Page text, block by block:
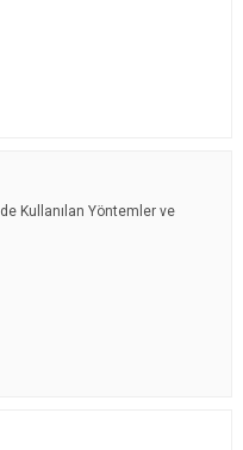
Kullanılan Yöntemler ve